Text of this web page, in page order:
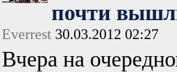
почти
Everrest 30.03.2012 02:27
Вчера на